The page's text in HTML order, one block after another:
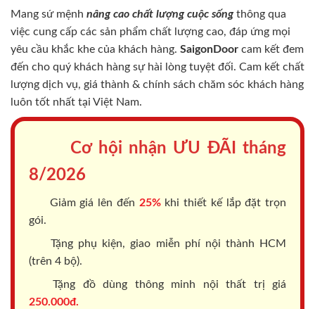
Mang sứ mệnh nâng cao chất lượng cuộc sốngthông qua
việc cung cấp các sản phẩm chất lượng cao, đáp ứng mọi
yêu cầu khắc khe của khách hàng. SaigonDoor cam kết đem
đến cho quý khách hàng sự hài lòng tuyệt đối. Cam kết chất
lượng dịch vụ, giá thành & chính sách chăm sóc khách hàng
luôn tốt nhất tại Việt Nam.
Cơ hội nhận ƯU ĐÃI tháng
8/2026
Giảm giá lên đến 25%khi thiết kế lắp đặt trọn
gói.
Tặng phụ kiện, giao miễn phí nội thành HCM
(trên 4 bộ).
Tặng đồ dùng thông minh nội thất trị giá
250.000đ.